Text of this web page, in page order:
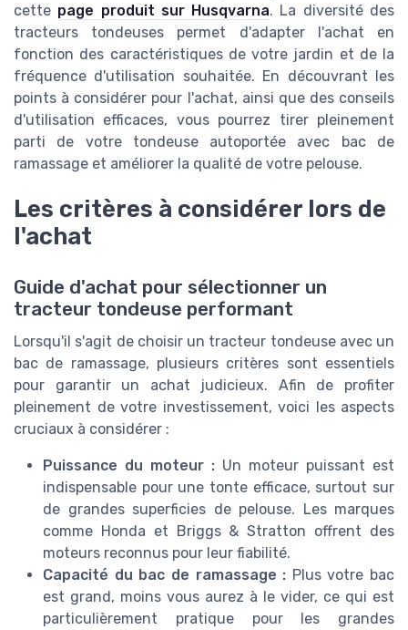
cette page produit sur Husqvarna. La diversité des
tracteurs tondeuses permet d'adapter l'achat en
fonction des caractéristiques de votre jardin et de la
fréquence d'utilisation souhaitée. En découvrant les
points à considérer pour l'achat, ainsi que des conseils
d'utilisation efficaces, vous pourrez tirer pleinement
parti de votre tondeuse autoportée avec bac de
ramassage et améliorer la qualité de votre pelouse.
Les critères à considérer lors de
l'achat
Guide d'achat pour sélectionner un
tracteur tondeuse performant
Lorsqu'il s'agit de choisir un tracteur tondeuse avec un
bac de ramassage, plusieurs critères sont essentiels
pour garantir un achat judicieux. Afin de profiter
pleinement de votre investissement, voici les aspects
cruciaux à considérer :
Puissance du moteur : Un moteur puissant est
indispensable pour une tonte efficace, surtout sur
de grandes superficies de pelouse. Les marques
comme Honda et Briggs & Stratton offrent des
moteurs reconnus pour leur fiabilité.
Capacité du bac de ramassage : Plus votre bac
est grand, moins vous aurez à le vider, ce qui est
particulièrement pratique pour les grandes